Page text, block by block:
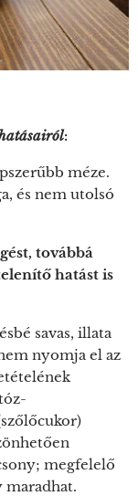
:
méze.
és nem utolsó
továbbá
hatást is
savas, illata
nyomja el az
megfelelő
maradhat.